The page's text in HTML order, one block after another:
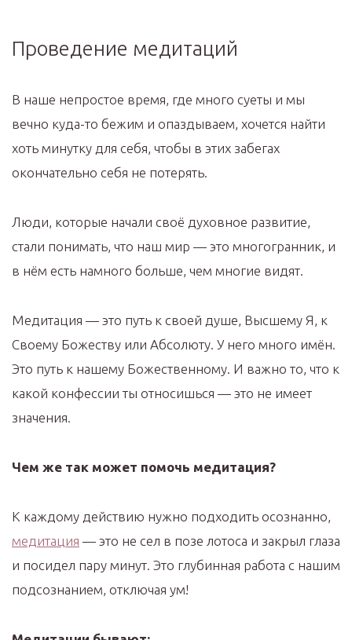
Проведение медитаций
В наше непростое время, где много суеты и мы
вечно куда-то бежим и опаздываем, хочется найти
хоть минутку для себя, чтобы в этих забегах
окончательно себя не потерять.
Люди, которые начали своё духовное развитие,
стали понимать, что наш мир — это многогранник, и
в нём есть намного больше, чем многие видят.
Медитация — это путь к своей душе, Высшему Я, к
Своему Божеству или Абсолюту. У него много имён.
Это путь к нашему Божественному. И важно то, что к
какой конфессии ты относишься — это не имеет
значения.
Чем же так может помочь медитация?
К каждому действию нужно подходить осознанно,
медитация — это не сел в позе лотоса и закрыл глаза
и посидел пару минут. Это глубинная работа с нашим
подсознанием, отключая ум!